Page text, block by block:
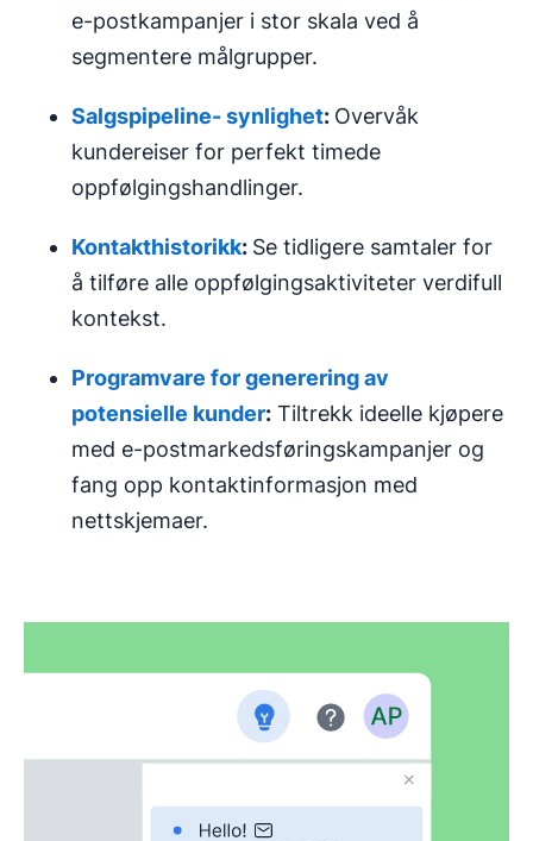
e-postkampanjer i stor skala ved å
segmentere målgrupper.
Salgspipeline-synlighet: Overvåk
kundereiser for perfekt timede
oppfølgingshandlinger.
Kontakthistorikk: Se tidligere samtaler for
å tilføre alle oppfølgingsaktiviteter verdifull
kontekst.
Programvare for generering av
potensielle kunder: Tiltrekk ideelle kjøpere
med e-postmarkedsføringskampanjer og
fang opp kontaktinformasjon med
nettskjemaer.